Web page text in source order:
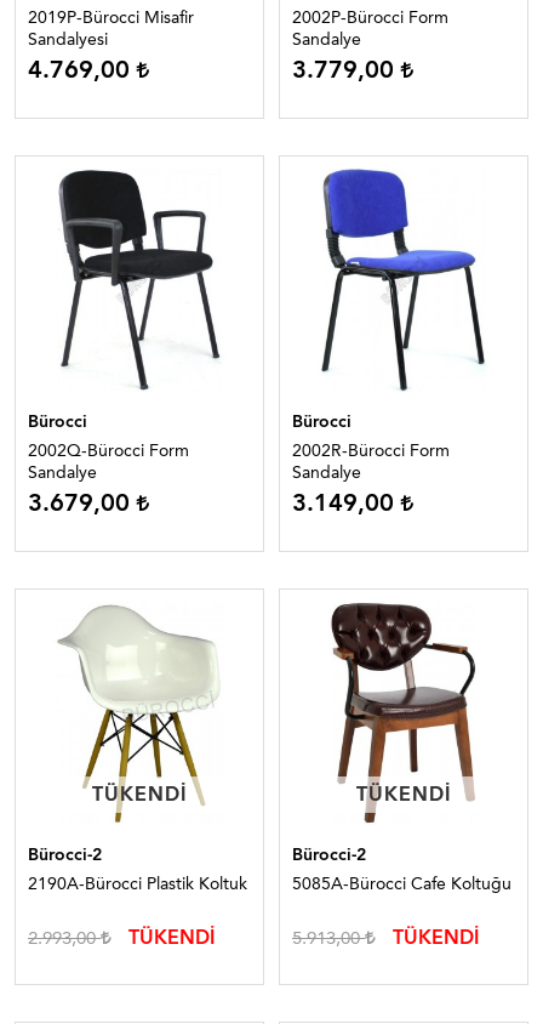
2019P-Bürocci Misafir
Sandalyesi
4.769,00
2002P-Bürocci Form
Sandalye
3.779,00
Bürocci
2002Q-Bürocci Form
Sandalye
3.679,00
Bürocci
2002R-Bürocci Form
Sandalye
3.149,00
TÜKENDI
TÜKENDI
Bürocci-2
2190A-Bürocci Plastik Koltuk
2.993,00 TÜKENDİ
TÜKENDI
TÜKENDI
Bürocci-2
5085A-Bürocci Cafe Koltuğu
5.913,00 TÜKENDİ